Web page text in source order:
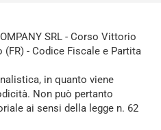
SRL - Corso Vittorio
(FR) - Codice Fiscale e Partita
in quanto viene
Non può pertanto
ai sensi della legge n. 62